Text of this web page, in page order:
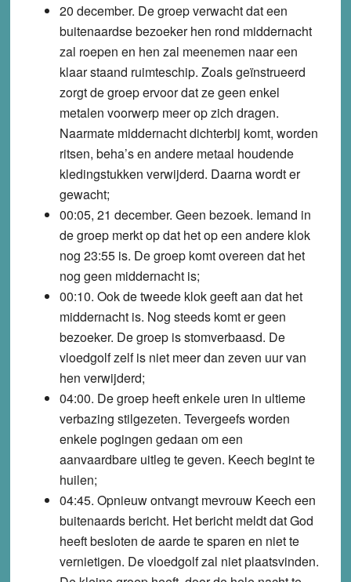
20 december. De groep verwacht dat een
buitenaardse bezoeker hen rond middernacht
zal roepen en hen zal meenemen naar een
klaar staand ruimteschip. Zoals geïnstrueerd
zorgt de groep ervoor dat ze geen enkel
metalen voorwerp meer op zich dragen.
Naarmate middernacht dichterbij komt, worden
ritsen, beha’s en andere metaal houdende
kledingstukken verwijderd. Daarna wordt er
gewacht;
00:05, 21 december. Geen bezoek. Iemand in
de groep merkt op dat het op een andere klok
nog 23:55 is. De groep komt overeen dat het
nog geen middernacht is;
00:10. Ook de tweede klok geeft aan dat het
middernacht is. Nog steeds komt er geen
bezoeker. De groep is stomverbaasd. De
vloedgolf zelf is niet meer dan zeven uur van
hen verwijderd;
04:00. De groep heeft enkele uren in ultieme
verbazing stilgezeten. Tevergeefs worden
enkele pogingen gedaan om een
aanvaardbare uitleg te geven. Keech begint te
huilen;
04:45. Opnieuw ontvangt mevrouw Keech een
buitenaards bericht. Het bericht meldt dat God
heeft besloten de aarde te sparen en niet te
vernietigen. De vloedgolf zal niet plaatsvinden.